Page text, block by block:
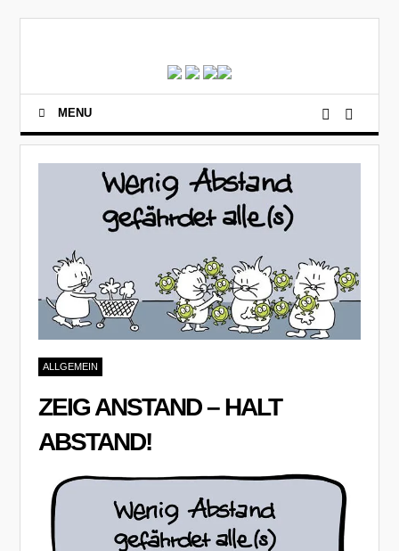
MENU
ALLGEMEIN
ZEIG ANSTAND – HALT
ABSTAND!